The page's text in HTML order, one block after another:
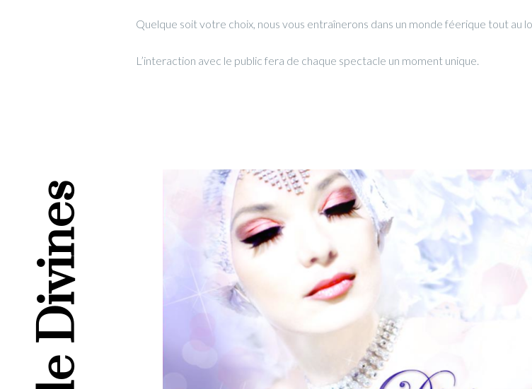
Quelque soit votre choix, nous vous entraînerons dans un monde féerique tout au
L’interaction avec le public fera de chaque spectacle un moment unique.